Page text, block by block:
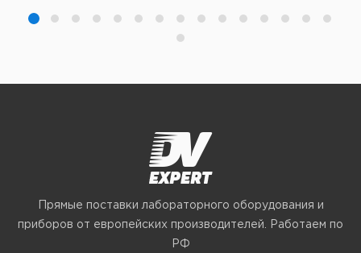
Прямые поставки лабораторного оборудования и
приборов от европейских производителей. Работаем по
РФ